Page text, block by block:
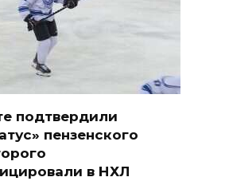
подтвердили
пензенского
в НХЛ